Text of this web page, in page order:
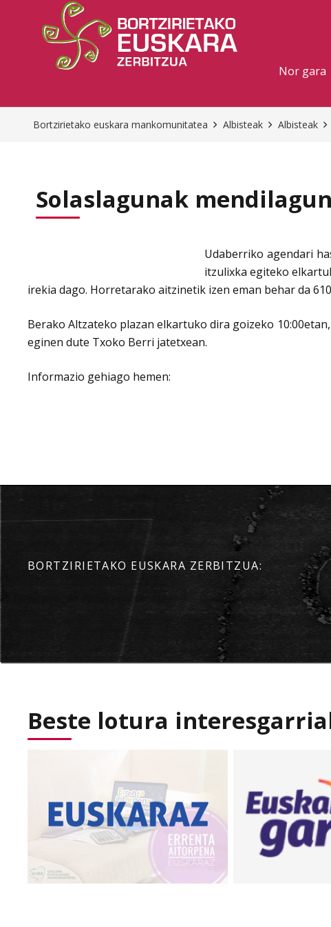
Nor gara
Bortzirietako euskara mankomunitatea Albisteak Albisteak
Solaslagunak mendilagun
Udaberriko agendari
itzulixka egiteko
irekia dago. Horretarako aitzinetik izen eman behar da
Berako Altzateko plazan elkartuko dira goizeko
eginen dute Txoko Berri jatetxean.
Informazio gehiago hemen:
BORTZIRIETAKO EUSKARA ZERBITZUA:
Beste lotura